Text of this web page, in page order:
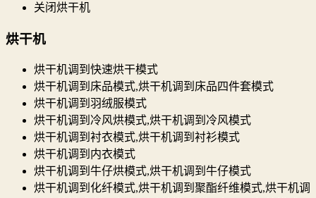
关闭烘干机
烘干机
烘干机调到快速烘干模式
烘干机调到床品模式,烘干机调到床品四件套模式
烘干机调到羽绒服模式
烘干机调到冷风烘模式,烘干机调到冷风模式
烘干机调到衬衣模式,烘干机调到衬衫模式
烘干机调到内衣模式
烘干机调到牛仔烘模式,烘干机调到牛仔模式
烘干机调到化纤模式,烘干机调到聚酯纤维模式,烘干机调